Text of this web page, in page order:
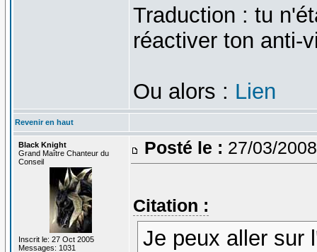
Traduction : tu
réactiver ton anti-
Ou alors : Lien
Revenir en haut
Black Knight
Grand Maître Chanteur du
Conseil
Inscrit le: 27 Oct 2005
Messages: 1031
Posté le : 27/03/
Citation :
Je peux aller sur